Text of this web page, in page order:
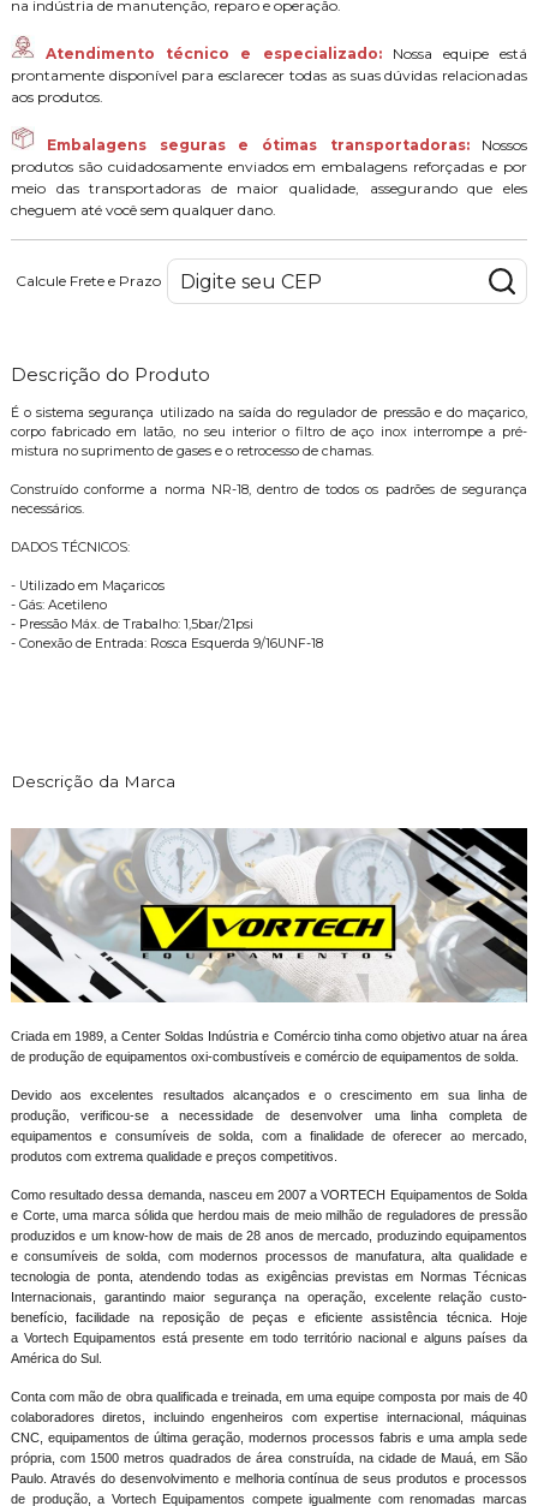
na indústria de manutenção, reparo e operação.
Atendimento técnico e especializado:
Nossa equipe está
prontamente disponível para esclarecer todas as suas dúvidas relacionadas
aos produtos.
Embalagens seguras e ótimas transportadoras:
Nossos
produtos são cuidadosamente enviados em embalagens reforçadas e por
meio das transportadoras de maior qualidade, assegurando que eles
cheguem até você sem qualquer dano.
Calcule Frete e Prazo
Descrição do Produto
É o sistema segurança utilizado na saída do regulador de pressão e do maçarico,
corpo fabricado em latão, no seu interior o filtro de aço inox interrompe a pré-
mistura no suprimento de gases e o retrocesso de chamas.
Construído conforme a norma NR-18, dentro de todos os padrões de segurança
necessários.
DADOS TÉCNICOS:
- Utilizado em Maçaricos
- Gás: Acetileno
- Pressão Máx. de Trabalho: 1,5bar/21psi
- Conexão de Entrada: Rosca Esquerda 9/16UNF-18
Descrição da Marca
Criada em 1989, a Center Soldas Indústria e Comércio tinha como objetivo atuar na área
de produção de equipamentos oxi-combustíveis e comércio de equipamentos de solda.
Devido aos excelentes resultados alcançados e o crescimento em sua linha de
produção, verificou-se a necessidade de desenvolver uma linha completa de
equipamentos e consumíveis de solda, com a finalidade de oferecer ao mercado,
produtos com extrema qualidade e preços competitivos.
Como resultado dessa demanda, nasceu em 2007 a VORTECH Equipamentos de Solda
e Corte, uma marca sólida que herdou mais de meio milhão de reguladores de pressão
produzidos e um know-how de mais de 28 anos de mercado, produzindo equipamentos
e consumíveis de solda, com modernos processos de manufatura, alta qualidade e
tecnologia de ponta, atendendo todas as exigências previstas em Normas Técnicas
Internacionais, garantindo maior segurança na operação, excelente relação custo-
benefício, facilidade na reposição de peças e eficiente assistência técnica. Hoje
a Vortech Equipamentos está presente em todo território nacional e alguns países da
América do Sul.
Conta com mão de obra qualificada e treinada, em uma equipe composta por mais de 40
colaboradores diretos, incluindo engenheiros com expertise internacional, máquinas
CNC, equipamentos de última geração, modernos processos fabris e uma ampla sede
própria, com 1500 metros quadrados de área construída, na cidade de Mauá, em São
Paulo. Através do desenvolvimento e melhoria contínua de seus produtos e processos
de produção, a Vortech Equipamentos compete igualmente com renomadas marcas